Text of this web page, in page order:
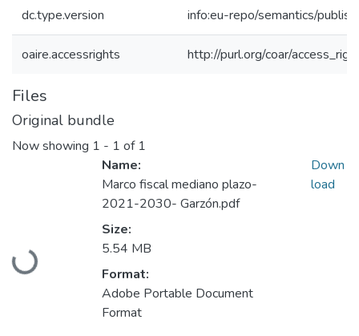
dc.type.version info:eu-repo/semantics/
oaire.accessrights http://purl.org/coar/
Files
Original bundle
Now showing 1 - 1 of 1
Loading...
Name:
Marco fiscal mediano plazo-
2021-2030- Garzón.pdf
Size:
5.54 MB
Format:
Adobe Portable Document
Format
Down
load